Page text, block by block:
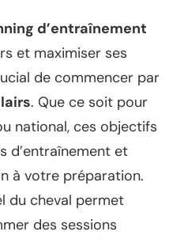
d’entraînement
et maximiser ses
de commencer par
. Que ce soit pour
national, ces objectifs
d’entraînement et
à votre préparation.
du cheval permet
des sessions